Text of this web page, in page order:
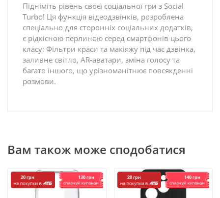
Підніміть рівень своєї соціальної гри з Social
Turbo! Ця функція відеодзвінків, розроблена
спеціально для сторонніх соціальних додатків,
є рідкісною перлиною серед смартфонів цього
класу: Фільтри краси та макіяжу під час дзвінка,
заливне світло, AR-аватари, зміна голосу та
багато іншого, що урізноманітнює повсякденні
розмови.
Вам також може сподобатися
20 грн 130 грн 20 грн 140 грн